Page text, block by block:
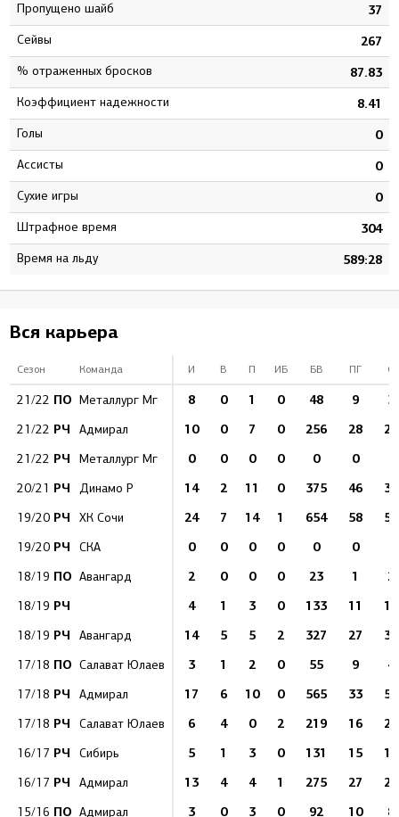
Пропущено шайб 37
Сейвы 267
% отраженных бросков 87.83
Коэффициент надежности 8.41
Голы 0
Ассисты 0
Сухие игры 0
штрафное время 304
Время на льду 589:28
Вся карьера
Сезон Команда И В П ИБ БВ ПГ
21/22 ПО Металлург Мг 8 0 1 0 48 9
21/22 РЧ Адмирал 10 0 7 0 256 28
21/22 РЧ Металлург Мг 0 0 0 0 0 0
20/21 РЧ Динамо Р 14 2 11 0 375 46
19/20 РЧ ХК Сочи 24 7 14 1 654 58
19/20 РЧ СКА 0 0 0 0 0 0
18/19 ПО Авангард 2 0 0 0 23 1
18/19 РЧ 4 1 3 0 133 11
18/19 РЧ Авангард 14 5 5 2 327 27
17/18 ПО Салават Юлаев 3 1 2 0 55 9
17/18 РЧ Адмирал 17 6 10 0 565 33
17/18 РЧ Салават Юлаев 6 4 0 2 219 16
16/17 РЧ Сибирь 5 1 3 0 131 15
16/17 РЧ Адмирал 13 4 4 1 275 27
15/16 ПО Адмирал 3 0 3 0 92 10